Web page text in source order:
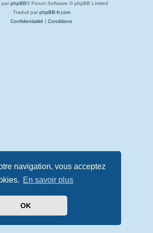
navigation, vous acceptez
En savoir plus
OK
par phpBB® Forum Software © phpBB Limited
Traduit par phpBB-fr.com
Confidentialité | Conditions